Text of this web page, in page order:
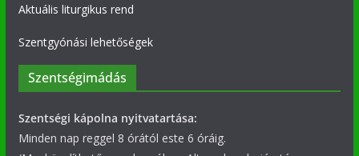
Aktuális liturgikus rend
Szentgyónási lehetőségek
Szentségimádás
Szentségi kápolna nyitvatartása:
Minden nap reggel 8 órától este 6 óráig.